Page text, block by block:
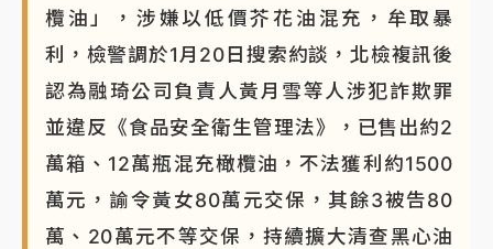
欖油」，涉嫌以低價芥花油混充，牟取暴
利，檢警調於1月20日搜索約談，北檢複訊後
認為融琦公司負責人黃月雪等人涉犯詐欺罪
並違反《食品安全衛生管理法》，已售出約2
萬箱、12萬瓶混充橄欖油，不法獲利約1500
萬元，諭令黃女80萬元交保，其餘3被告80
萬、20萬元不等交保，持續擴大清查黑心油